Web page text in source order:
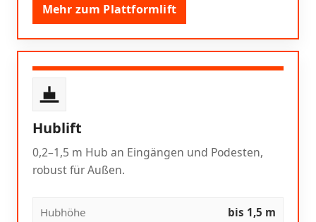
Mehr zum Plattformlift
Hublift
0,2–1,5 m Hub an Eingängen und Podesten,
robust für Außen.
Hubhöhe bis 1,5 m